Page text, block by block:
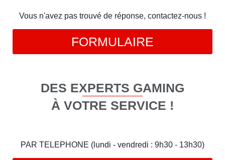
Vous n'avez pas trouvé de réponse, contactez-nous !
FORMULAIRE
DES EXPERTS GAMING
À VOTRE SERVICE !
PAR TELEPHONE (lundi - vendredi : 9h30 - 13h30)